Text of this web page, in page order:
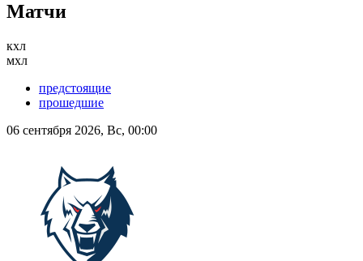
Матчи
кхл
мхл
предстоящие
прошедшие
06 сентября 2026, Вс, 00:00